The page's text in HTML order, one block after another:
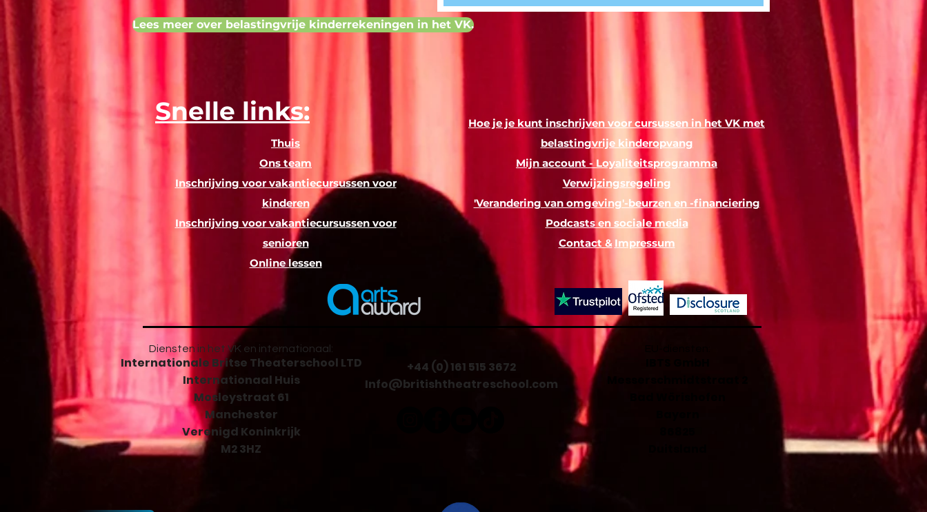
Lees meer over belastingvrije kinderrekeningen in het VK.
Snelle links:
Thuis
Ons team
Inschrijving voor vakantiecursussen voor
kinderen
Inschrijving voor vakantiecursussen voor
senioren
Online lessen
Hoe je je kunt inschrijven voor cursussen in het VK met
belastingvrije kinderopvang
Mijn account - Loyaliteitsprogramma
Verwijzingsregeling
'Verandering van omgeving'-beurzen en -financiering
Podcasts en sociale media
Contact & Impressum
Diensten in het VK en internationaal:
Internationale Britse Theaterschool LTD
Internationaal Huis
Mosleystraat 61
Manchester
Verenigd Koninkrijk
M2 3HZ
+44 (0) 161 515 3672
Info@britishtheatreschool.com